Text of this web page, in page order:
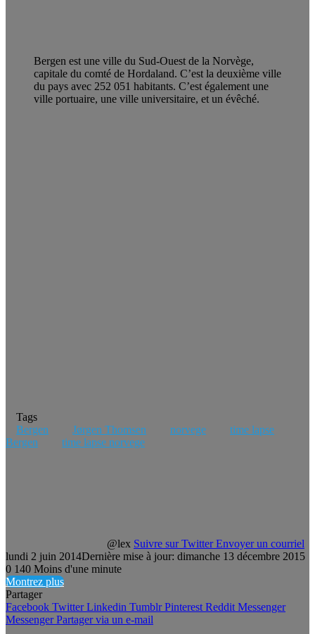
Bergen est une ville du Sud-Ouest de la Norvège,
capitale du comté de Hordaland. C’est la deuxième ville
du pays avec 252 051 habitants. C’est également une
ville portuaire, une ville universitaire, et un évêché.
Tags
Bergen
Jørgen Thomsen norvege
time lapse
Bergen
time lapse norvege
@lex Suivre sur Twitter Envoyer un courriel
lundi 2 juin 2014Dernière mise à jour: dimanche 13 décembre 2015
0 140 Moins d'une minute
Montrez plus
Partager
Facebook Twitter Linkedin Tumblr Pinterest Reddit Messenger
Messenger Partager via un e-mail